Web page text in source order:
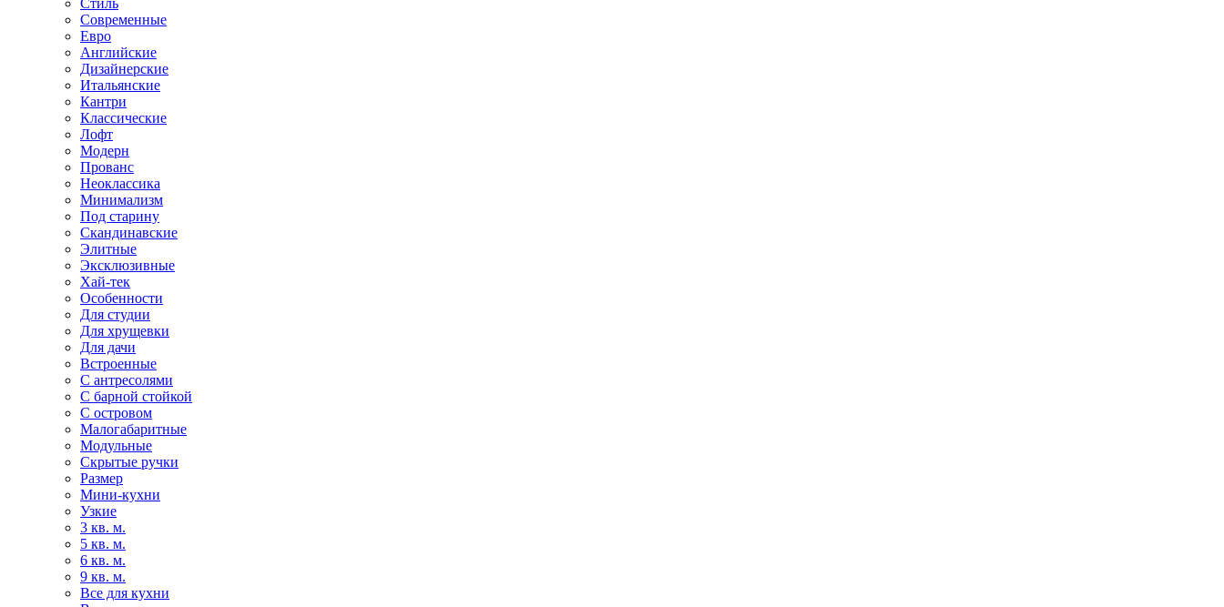
Современные
Евро
Английские
Дизайнерские
Итальянские
Кантри
Классические
Лофт
Модерн
Прованс
Неоклассика
Минимализм
Под старину
Скандинавские
Элитные
Эксклюзивные
Хай-тек
Особенности
Для студии
Для хрущевки
Для дачи
Встроенные
С антресолями
С барной стойкой
С островом
Малогабаритные
Модульные
Скрытые ручки
Размер
Мини-кухни
Узкие
3 кв. м.
5 кв. м.
6 кв. м.
9 кв. м.
Все для кухни